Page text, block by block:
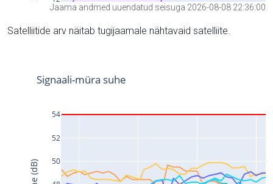
Jaama andmed uuendatud seisuga 2026-08-08 22:36:00
Satelliitide arv näitab tugijaamale nähtavaid satelliite.